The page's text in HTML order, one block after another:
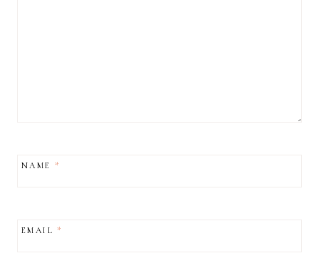
NAME *
EMAIL*